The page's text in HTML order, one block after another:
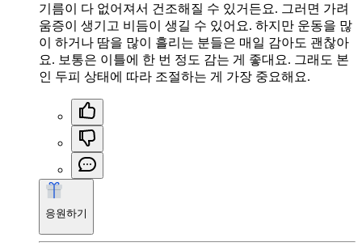
기름이 다 없어져서 건조해질 수 있거든요. 그러면 가려
움증이 생기고 비듬이 생길 수 있어요. 하지만 운동을 많
이 하거나 땀을 많이 흘리는 분들은 매일 감아도 괜찮아
요. 보통은 이틀에 한 번 정도 감는 게 좋대요. 그래도 본
인 두피 상태에 따라 조절하는 게 가장 중요해요.
응원하기